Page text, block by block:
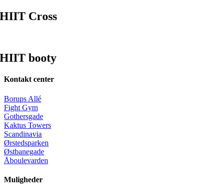
HIIT Cross
HIIT booty
Kontakt center
Borups Allé
Fight Gym
Gothersgade
Kaktus Towers
Scandinavia
Ørstedsparken
Østbanegade
Åboulevarden
Muligheder